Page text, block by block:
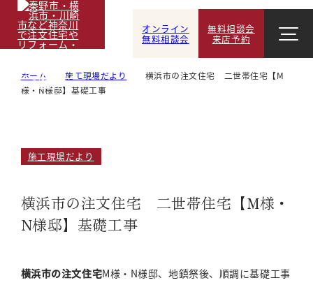
オンライン
無料相談会
無料相談会
来店予約
ホーム 施工現場だより
横浜市の注文住宅 二世帯住宅【M
様・N様邸】基礎工事
施工現場だより
横浜市の注文住宅 二世帯住宅【M様・
N様邸】基礎工事
横浜市の注文住宅M様・N様邸、地鎮祭後、順調に基礎工事